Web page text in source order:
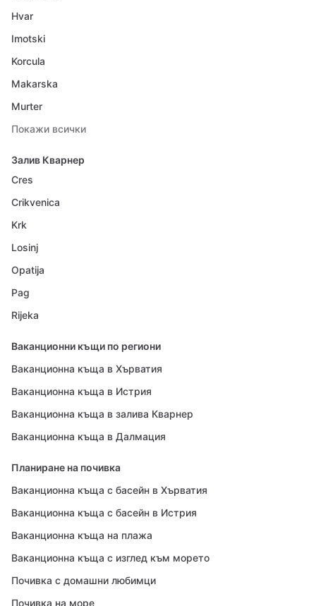
Hvar
Imotski
Korcula
Makarska
Murter
Покажи всички
Залив Кварнер
Cres
Crikvenica
Krk
Losinj
Opatija
Pag
Rijeka
Ваканционни къщи по региони
Ваканционна къща в Хърватия
Ваканционна къща в Истрия
Ваканционна къща в залива Кварнер
Ваканционна къща в Далмация
Планиране на почивка
Ваканционна къща с басейн в Хърватия
Ваканционна къща с басейн в Истрия
Ваканционна къща на плажа
Ваканционна къща с изглед към морето
Почивка с домашни любимци
Почивка на море